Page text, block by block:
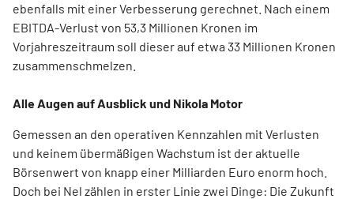
ebenfalls mit einer Verbesserung gerechnet. Nach einem
EBITDA-Verlust von 53,3 Millionen Kronen im
Vorjahreszeitraum soll dieser auf etwa 33 Millionen Kronen
zusammenschmelzen.
Alle Augen auf Ausblick und Nikola Motor
Gemessen an den operativen Kennzahlen mit Verlusten
und keinem übermäßigen Wachstum ist der aktuelle
Börsenwert von knapp einer Milliarden Euro enorm hoch.
Doch bei Nel zählen in erster Linie zwei Dinge: Die Zukunft